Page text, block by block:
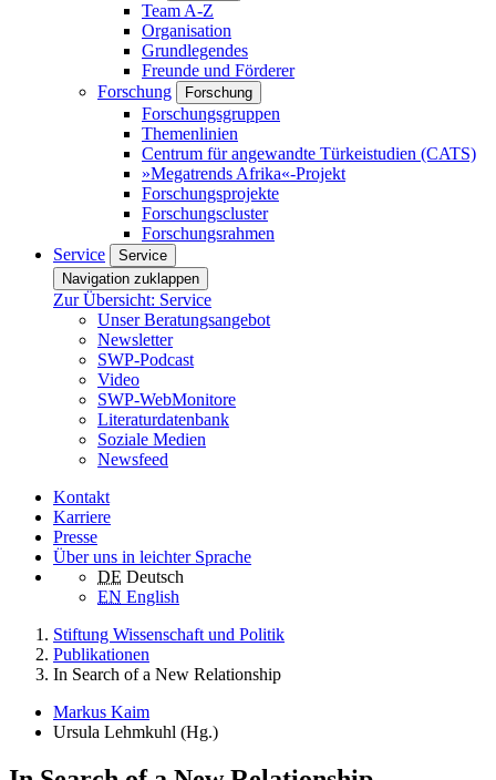
Team A-Z
Organisation
Grundlegendes
Freunde und Förderer
Forschung
Forschung
Forschungsgruppen
Themenlinien
Centrum für angewandte Türkeistudien (CATS)
»Megatrends Afrika«-Projekt
Forschungsprojekte
Forschungscluster
Forschungsrahmen
Service
Service
Navigation zuklappen
Zur Übersicht: Service
Unser Beratungsangebot
Newsletter
SWP-Podcast
Video
SWP-WebMonitore
Literaturdatenbank
Soziale Medien
Newsfeed
Kontakt
Karriere
Presse
Über uns in leichter Sprache
DE Deutsch
EN English
Stiftung Wissenschaft und Politik
Publikationen
In Search of a New Relationship
Markus Kaim
Ursula Lehmkuhl (Hg.)